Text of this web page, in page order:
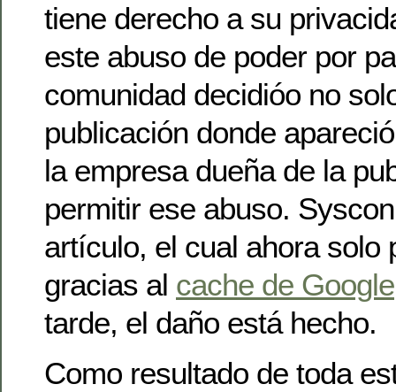
tiene derecho a su
este abuso de poder por
comunidad decidióo no
publicación donde
la empresa dueña de la
permitir ese abuso.
artículo, el cual ahora solo
gracias al cache de Google
tarde, el daño está hecho.
Como resultado de toda